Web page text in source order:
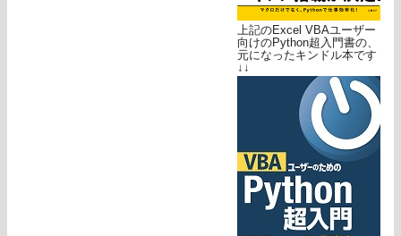
上記のExcel VBAユーザー
向けのPython超入門書の、
元になったキンドル本です
↓↓